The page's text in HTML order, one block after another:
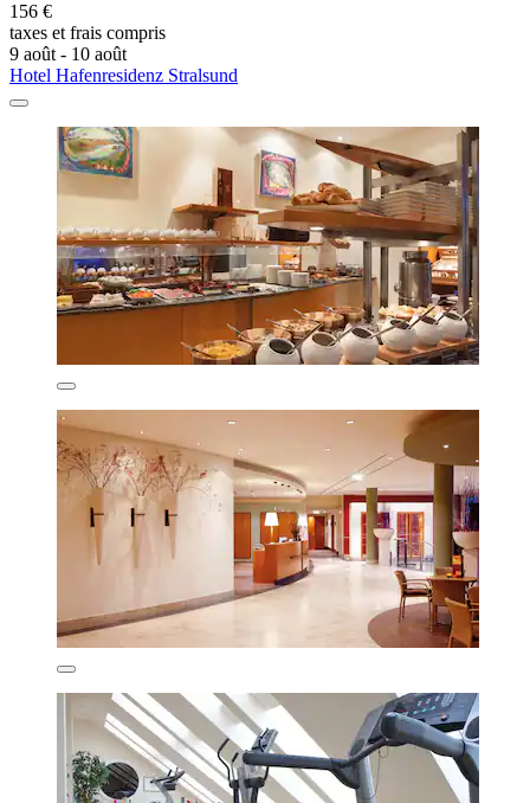
156 €
taxes et frais compris
9 août - 10 août
Hotel Hafenresidenz Stralsund